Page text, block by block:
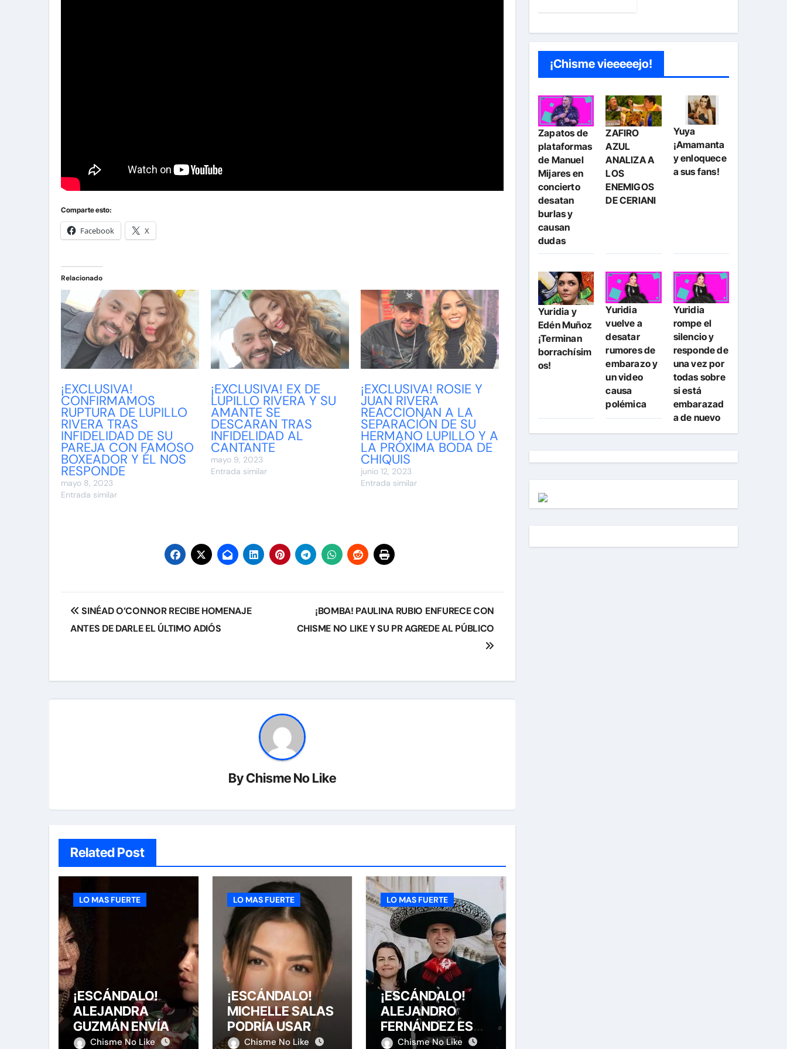
Comparte esto:
Facebook X
Relacionado
¡EXCLUSIVA!
CONFIRMAMOS
RUPTURA DE LUPILLO
RIVERA TRAS
INFIDELIDAD DE SU
PAREJA CON FAMOSO
BOXEADOR Y ÉL NOS
RESPONDE
mayo 8, 2023
Entrada similar
¡EXCLUSIVA! EX DE
LUPILLO RIVERA Y SU
AMANTE SE
DESCARAN TRAS
INFIDELIDAD AL
CANTANTE
mayo 9, 2023
Entrada similar
¡EXCLUSIVA! ROSIE Y
JUAN RIVERA
REACCIONAN A LA
SEPARACIÓN DE SU
HERMANO LUPILLO Y A
LA PRÓXIMA BODA DE
CHIQUIS
junio 12, 2023
Entrada similar
Navegación
de
SINÉAD O’CONNOR RECIBE HOMENAJE
ANTES DE DARLE EL ÚLTIMO ADIÓS
¡BOMBA! PAULINA RUBIO ENFURECE CON
CHISME NO LIKE Y SU PR AGREDE AL PÚBLICO
ByChisme No Like
Related Post
LO MAS FUERTE
¡ESCÁNDALO!
ALEJANDRA
GUZMÁN ENVÍA
FELICITACIÓN A
Chisme No Like
LO MAS FUERTE
¡ESCÁNDALO!
MICHELLE SALAS
PODRÍA USAR
HASTA CUATRO
Chisme No Like
LO MAS FUERTE
¡ESCÁNDALO!
ALEJANDRO
FERNÁNDEZ ES
HOMENAJEADO
Chisme No Like
¡Chisme vieeeeejo!
Zapatos de
plataformas
de Manuel
Mijares en
concierto
desatan
burlas y
causan
dudas
ZAFIRO
AZUL
ANALIZA A
LOS
ENEMIGOS
DE CERIANI
Yuya
¡Amamanta
y enloquece
a sus fans!
Yuridia y
Edén Muñoz
¡Terminan
borrachísim
os!
Yuridia
vuelve a
desatar
rumores de
embarazo y
un video
causa
polémica
Yuridia
rompe el
silencio y
responde de
una vez por
todas sobre
si está
embarazad
a de nuevo